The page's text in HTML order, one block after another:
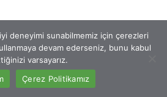
deneyimi sunabilmemiz için çerezleri
devam ederseniz, bunu kabul
varsayarız.
Çerez Politikamız